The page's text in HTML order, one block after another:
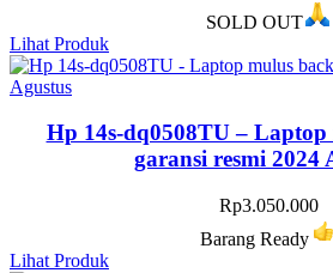
SOLD OUT
Lihat Produk
Hp 14s-dq0508TU –
garansi resmi 2024
Rp3.050.000
Barang Ready
Lihat Produk